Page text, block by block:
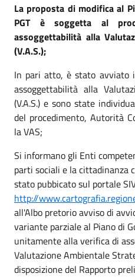
La proposta di modifica al
PGT è soggetta al
assoggettabilità alla
(V.A.S.);
In pari atto, è stato avviato
assoggettabilità alla
(V.A.S.) e sono state
del procedimento, Autorità
la VAS;
Si informano gli Enti
parti sociali e la
stato pubbicato sul portale
http://
all'Albo pretorio avviso di
variante parziale al Piano di
unitamente alla verifica di
Valutazione Ambientale
disposizione del Rapporto